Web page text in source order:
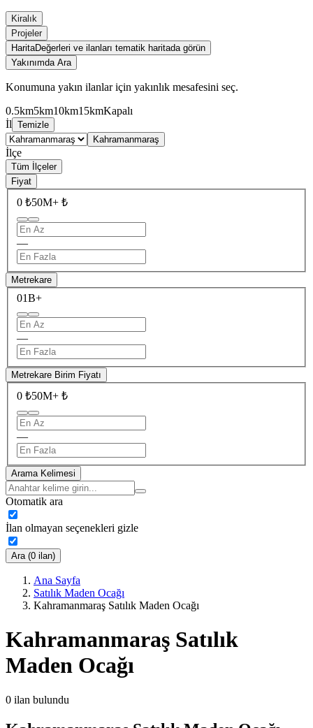
Kiralık
Projeler
HaritaDeğerleri ve ilanları tematik haritada görün
Yakınımda Ara
Konumuna yakın ilanlar için yakınlık mesafesini seç.
0.5km5km10km15kmKapalı
İl Temizle
Kahramanmaraş
İlçe
Tüm İlçeler
Fiyat
0 ₺50M+ ₺
—
Metrekare
01B+
—
Metrekare Birim Fiyatı
0 ₺50M+ ₺
—
Arama Kelimesi
Otomatik ara
İlan olmayan seçenekleri gizle
Ara (0 ilan)
Ana Sayfa
Satılık Maden Ocağı
Kahramanmaraş Satılık Maden Ocağı
Kahramanmaraş Satılık
Maden Ocağı
0 ilan bulundu